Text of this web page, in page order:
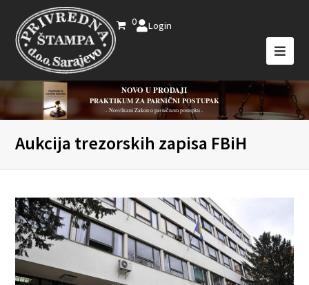
0 Login
NOVO U PRODAJI
PRAKTIKUM ZA PARNIČNI POSTUPAK
- Novelirani Zakon o parničnom postupku -
Aukcija trezorskih zapisa FBiH